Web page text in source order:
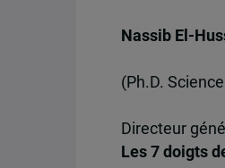
Nassib El-
(Ph.D.
Directeur
Les 7 doigts